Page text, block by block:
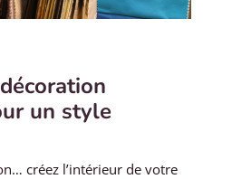
un style
créez l’intérieur de votre